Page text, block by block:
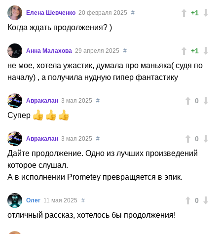
+1
Елена Шевченко 20 февраля 2025 #
Когда ждать продолжения? )
+1
Анна Малахова 29 апреля 2025 #
не мое, хотела ужастик, думала про маньяка( судя по
началу) , а получила нудную гипер фантастику
0
Авракалан 3 мая 2025 #
Супер
0
Авракалан 3 мая 2025 #
Дайте продолжение. Одно из лучших произведений
которое слушал.
А в исполнении Prometey превращяется в эпик.
0
Олег 11 мая 2025 #
отличный рассказ, хотелось бы продолжения!